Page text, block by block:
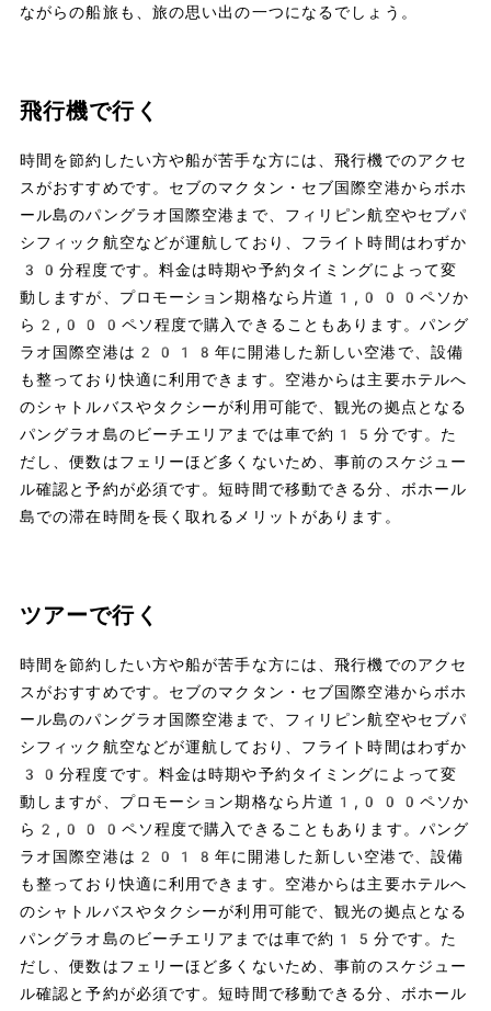
ながらの船旅も、旅の思い出の一つになるでしょう。
飛行機で行く
時間を節約したい方や船が苦手な方には、飛行機でのアクセ
スがおすすめです。セブのマクタン・セブ国際空港からボホ
ール島のパングラオ国際空港まで、フィリピン航空やセブパ
シフィック航空などが運航しており、フライト時間はわずか
30分程度です。料金は時期や予約タイミングによって変
動しますが、プロモーション期格なら片道1,000ペソか
ら2,000ペソ程度で購入できることもあります。パング
ラオ国際空港は2018年に開港した新しい空港で、設備
も整っており快適に利用できます。空港からは主要ホテルへ
のシャトルバスやタクシーが利用可能で、観光の拠点となる
パングラオ島のビーチエリアまでは車で約15分です。た
だし、便数はフェリーほど多くないため、事前のスケジュー
ル確認と予約が必須です。短時間で移動できる分、ボホール
島での滞在時間を長く取れるメリットがあります。
ツアーで行く
時間を節約したい方や船が苦手な方には、飛行機でのアクセ
スがおすすめです。セブのマクタン・セブ国際空港からボホ
ール島のパングラオ国際空港まで、フィリピン航空やセブパ
シフィック航空などが運航しており、フライト時間はわずか
30分程度です。料金は時期や予約タイミングによって変
動しますが、プロモーション期格なら片道1,000ペソか
ら2,000ペソ程度で購入できることもあります。パング
ラオ国際空港は2018年に開港した新しい空港で、設備
も整っており快適に利用できます。空港からは主要ホテルへ
のシャトルバスやタクシーが利用可能で、観光の拠点となる
パングラオ島のビーチエリアまでは車で約15分です。た
だし、便数はフェリーほど多くないため、事前のスケジュー
ル確認と予約が必須です。短時間で移動できる分、ボホール